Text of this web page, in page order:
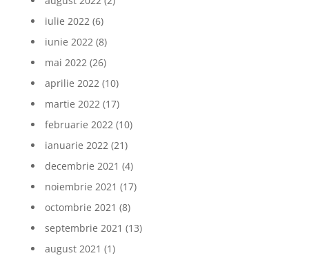
iulie 2022(6)
iunie 2022(8)
mai 2022(26)
aprilie 2022(10)
martie 2022(17)
februarie 2022(10)
ianuarie 2022(21)
decembrie 2021 (4)
noiembrie 2021 (17)
octombrie 2021 (8)
septembrie 2021 (13)
august 2021 (1)